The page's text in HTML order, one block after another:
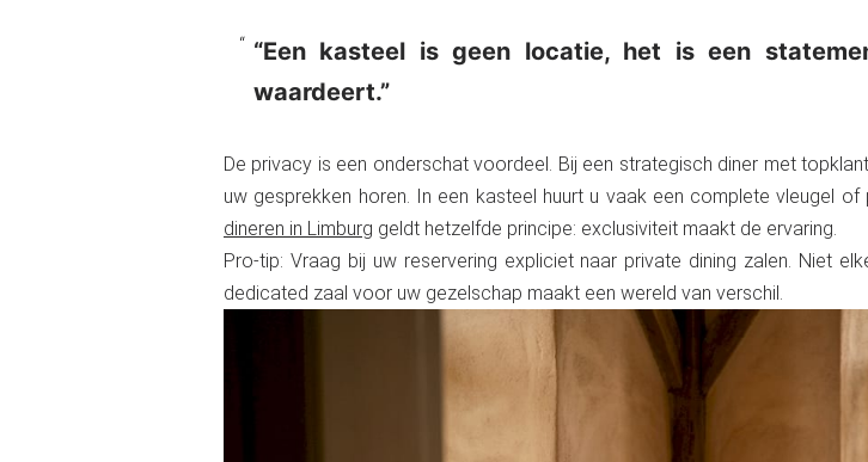
“Een kasteel is geen locatie, het is een
waardeert.”
De privacy is een onderschat voordeel. Bij een strategisch diner met
uw gesprekken horen. In een kasteel huurt u vaak een complete vleugel
dineren in Limburg geldt hetzelfde principe: exclusiviteit maakt de ervaring.
Pro-tip: Vraag bij uw reservering expliciet naar private dining zalen. Niet
dedicated zaal voor uw gezelschap maakt een wereld van verschil.